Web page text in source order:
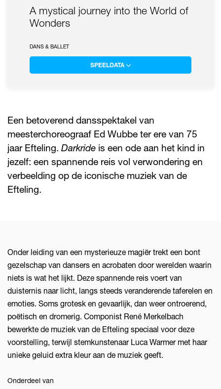
A mystical journey into the World of
Wonders
DANS & BALLET
SPEELDATA
Een betoverend dansspektakel van
meesterchoreograaf Ed Wubbe ter ere van 75
jaar Efteling. Darkride is een ode aan het kind in
jezelf: een spannende reis vol verwondering en
verbeelding op de iconische muziek van de
Efteling.
Onder leiding van een mysterieuze magiër trekt een bont
gezelschap van dansers en acrobaten door werelden waarin
niets is wat het lijkt. Deze spannende reis voert van
duisternis naar licht, langs steeds veranderende taferelen en
emoties. Soms grotesk en gevaarlijk, dan weer ontroerend,
poëtisch en dromerig. Componist René Merkelbach
bewerkte de muziek van de Efteling speciaal voor deze
voorstelling, terwijl stemkunstenaar Luca Warmer met haar
unieke geluid extra kleur aan de muziek geeft.
Onderdeel van